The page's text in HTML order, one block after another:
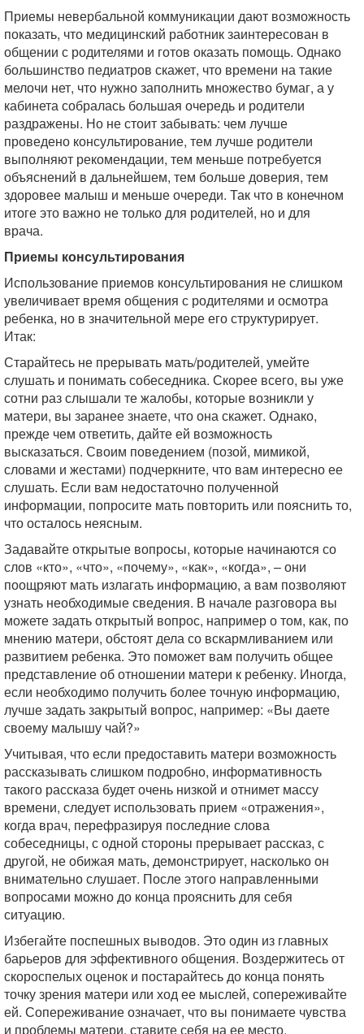
Приемы невербальной коммуникации дают возможность
показать, что медицинский работник заинтересован в
общении с родителями и готов оказать помощь. Однако
большинство педиатров скажет, что времени на такие
мелочи нет, что нужно заполнить множество бумаг, а у
кабинета собралась большая очередь и родители
раздражены. Но не стоит забывать: чем лучше
проведено консультирование, тем лучше родители
выполняют рекомендации, тем меньше потребуется
объяснений в дальнейшем, тем больше доверия, тем
здоровее малыш и меньше очереди. Так что в конечном
итоге это важно не только для родителей, но и для
врача.
Приемы консультирования
Использование приемов консультирования не слишком
увеличивает время общения с родителями и осмотра
ребенка, но в значительной мере его структурирует.
Итак:
Старайтесь не прерывать мать/родителей, умейте
слушать и понимать собеседника. Скорее всего, вы уже
сотни раз слышали те жалобы, которые возникли у
матери, вы заранее знаете, что она скажет. Однако,
прежде чем ответить, дайте ей возможность
высказаться. Своим поведением (позой, мимикой,
словами и жестами) подчеркните, что вам интересно ее
слушать. Если вам недостаточно полученной
информации, попросите мать повторить или пояснить то,
что осталось неясным.
Задавайте открытые вопросы, которые начинаются со
слов «кто», «что», «почему», «как», «когда», – они
поощряют мать излагать информацию, а вам позволяют
узнать необходимые сведения. В начале разговора вы
можете задать открытый вопрос, например о том, как, по
мнению матери, обстоят дела со вскармливанием или
развитием ребенка. Это поможет вам получить общее
представление об отношении матери к ребенку. Иногда,
если необходимо получить более точную информацию,
лучше задать закрытый вопрос, например: «Вы даете
своему малышу чай?»
Учитывая, что если предоставить матери возможность
рассказывать слишком подробно, информативность
такого рассказа будет очень низкой и отнимет массу
времени, следует использовать прием «отражения»,
когда врач, перефразируя последние слова
собеседницы, с одной стороны прерывает рассказ, с
другой, не обижая мать, демонстрирует, насколько он
внимательно слушает. После этого направленными
вопросами можно до конца прояснить для себя
ситуацию.
Избегайте поспешных выводов. Это один из главных
барьеров для эффективного общения. Воздержитесь от
скороспелых оценок и постарайтесь до конца понять
точку зрения матери или ход ее мыслей, сопереживайте
ей. Сопереживание означает, что вы понимаете чувства
и проблемы матери, ставите себя на ее место.